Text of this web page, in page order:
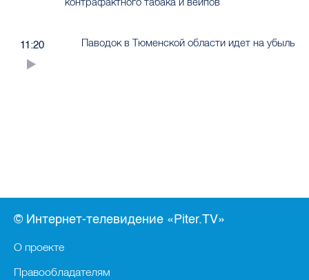
11:20 Паводок в Тюменской области идет на убыль
© Интернет-телевидение «Piter.TV»
О проекте
Правообладателям